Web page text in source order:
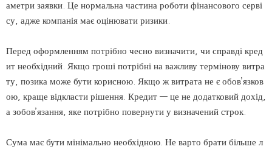
аметри заявки. Це нормальна частина роботи фінансового серві
су, адже компанія має оцінювати ризики.
Перед оформленням потрібно чесно визначити, чи справді кред
ит необхідний. Якщо гроші потрібні на важливу термінову витра
ту, позика може бути корисною. Якщо ж витрата не є обов’язков
ою, краще відкласти рішення. Кредит — це не додатковий дохід,
а зобов’язання, яке потрібно повернути у визначений строк.
Сума має бути мінімально необхідною. Не варто брати більше л